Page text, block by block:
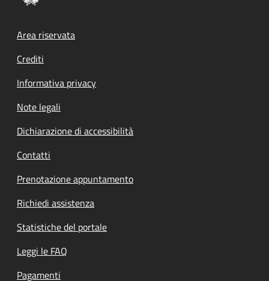
Footer menu
Area riservata
Crediti
Informativa privacy
Note legali
Dichiarazione di accessibilità
Contatti
Prenotazione appuntamento
Richiedi assistenza
Statistiche del portale
Leggi le FAQ
Pagamenti